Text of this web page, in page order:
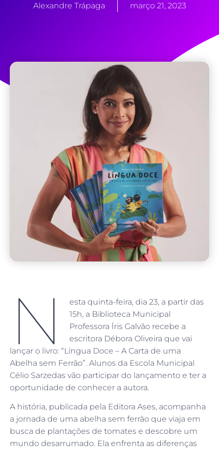
Alexandre Trápaga março 21, 2023
N
esta quinta-feira, dia 23, a partir das
15h, a Biblioteca Municipal
Professora Íris Galvão recebe a
escritora Débora Oliveira que vai
lançar o livro: “Língua Doce – A Carta de uma
Abelha sem Ferrão”. Alunos da Escola Municipal
Célio Sarzedas vão participar do lançamento e ter a
oportunidade de conhecer a autora.
A história, publicada pela Editora Ases, acompanha
a jornada de uma abelha sem ferrão que viaja em
busca de plantações de tomates e descobre um
mundo desarrumado. Ela enfrenta as diferenças